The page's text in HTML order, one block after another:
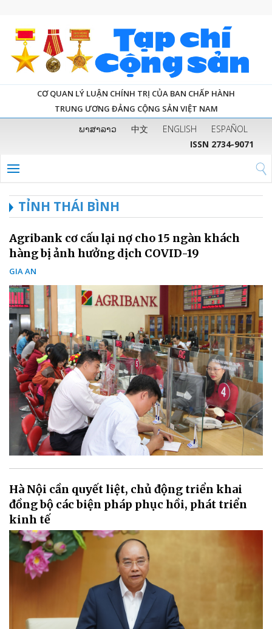
CƠ QUAN LÝ LUẬN CHÍNH TRỊ CỦA BAN CHẤP HÀNH
TRUNG ƯƠNG ĐẢNG CỘNG SẢN VIỆT NAM
ພາສາລາວ 中文 ENGLISH
ESPAÑOL
ISSN 2734-9071
TỈNH THÁI BÌNH
Agribank cơ cấu lại nợ cho 15 ngàn khách
hàng bị ảnh hưởng dịch COVID-19
GIA AN
Hà Nội cần quyết liệt, chủ động triển khai
đồng bộ các biện pháp phục hồi, phát triển
kinh tế